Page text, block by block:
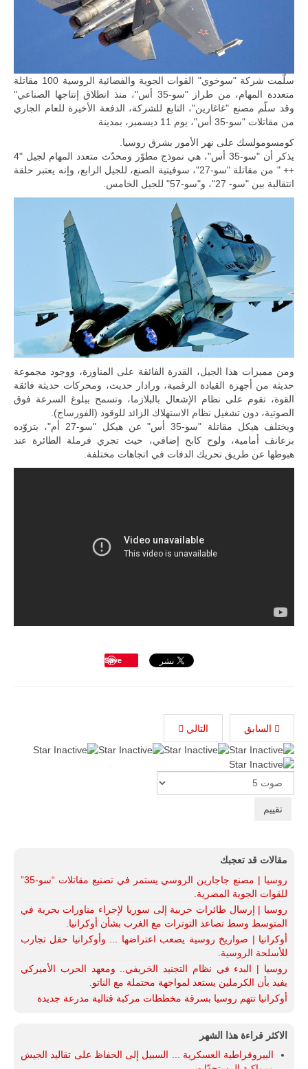
في خطوة
تُوصف بأنها
اختبار عملي
جديد لإمكانية
تقريب
المؤسستين
العسكريتين في
شرق البلاد
وغربها، وسط
حضور دولي
المتحدة وشراكة
مباشرة مع
أطراف ليبية
منقسمة منذ…
سلّمت شركة "سوخوي" القوات الجوية والفضائية الروسية 100 مقاتلة
متعددة المهام، من طراز "سو-35 أس"، منذ انطلاق إنتاجها الصناعي"
وقد سلّم مصنع "غاغارين"، التابع للشركة، الدفعة الأخيرة للعام الجاري
من مقاتلات "سو-35 أس"، يوم 11 ديسمبر، بمدينة
كومسومولسك على نهر الأمور بشرق روسيا.
يذكر أن "سو-35 أس"، هي نموذج مطوّر ومحدّث متعدد المهام لجيل "4
++ " من مقاتلة "سو-27"، سوفيتية الصنع، للجيل الرابع، وإنه يعتبر حلقة
انتقالية بين "سو- 27"، و"سو-57" للجيل الخامس.
ومن مميزات هذا الجيل، القدرة الفائقة على المناورة، ووجود مجموعة
حديثة من أجهزة القيادة الرقمية، ورادار حديث، ومحركات حديثة فائقة
القوة، تقوم على نظام الإشعال بالبلازما، وتسمح ببلوغ السرعة فوق
الصوتية، دون تشغيل نظام الاستهلاك الزائد للوقود (الفورساج).
ويختلف هيكل مقاتلة "سو-35 أس" عن هيكل "سو-27 أم"، بتزوّده
بزعانف أمامية، ولوح كابح إضافي، حيث تجري فرملة الطائرة عند
هبوطها عن طريق تحريك الدفات في اتجاهات مختلفة.
Save
السابق التالي
Rate
مقالات قد تعجبك
روسيا | مصنع جاجارين الروسي يستمر في تصنيع مقاتلات “سو-35”
للقوات الجوية المصرية.
روسيا | إرسال طائرات حربية إلى سوريا لإجراء مناورات بحرية في
المتوسط وسط تصاعد التوترات مع الغرب بشأن أوكرانيا.
أوكرانيا | صواريخ روسية يصعب اعتراضها ... وأوكرانيا حقل تجارب
للأسلحة الروسية.
روسيا | البدء في نظام التجنيد الخريفي.. ومعهد الحرب الأميركي
يفيد بأن الكرملين يستعد لمواجهة محتملة مع الناتو.
أوكرانيا تتهم روسيا بسرقة مخططات مركبة قتالية مدرعة جديدة
الاكثر قراءة هذا الشهر
البيروقراطية العسكرية ... السبيل إلى الحفاظ على تقاليد الجيش